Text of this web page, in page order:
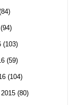
(94)
(103)
(59)
(104)
(80)